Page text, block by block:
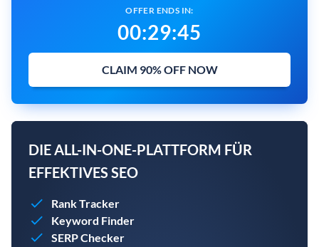
OFFER ENDS IN:
00:29:44
CLAIM 90% OFF NOW
DIE ALL-IN-ONE-PLATTFORM FÜR
EFFEKTIVES SEO
Rank Tracker
Keyword Finder
SERP Checker